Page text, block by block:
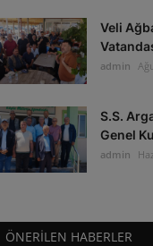
Veli
admin
S.S.
Genel
admin
ÖNERILEN HABERLER